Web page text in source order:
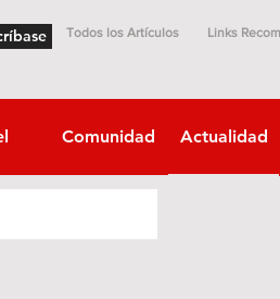
Todos los Artículos Links
Comunidad Actualidad